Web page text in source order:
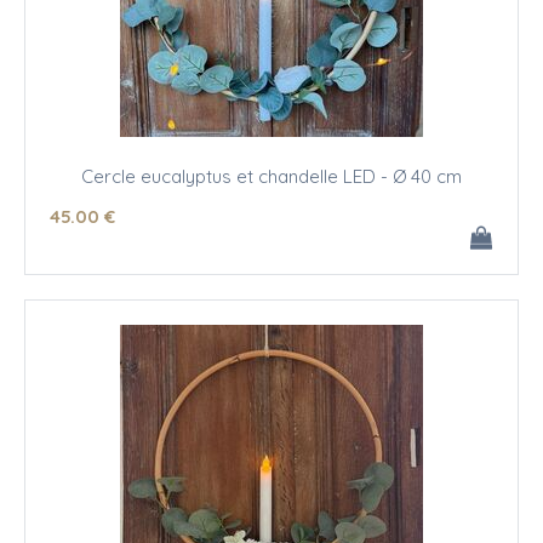
Cercle eucalyptus et chandelle LED - Ø 40 cm
45.00 €